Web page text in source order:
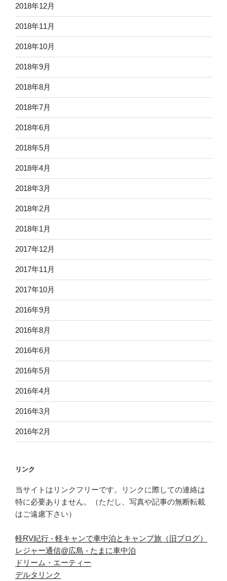
2018年12月
2018年11月
2018年10月
2018年9月
2018年8月
2018年7月
2018年6月
2018年5月
2018年4月
2018年3月
2018年2月
2018年1月
2017年12月
2017年11月
2017年10月
2016年9月
2016年8月
2016年6月
2016年5月
2016年4月
2016年3月
2016年2月
リンク
当サイトはリンクフリーです。リンクに際しての連絡は
特に必要ありません。（ただし、写真や記事の無断転載
はご遠慮下さい）
軽RV紀行 - 軽キャンで車中泊とキャンプ旅（旧ブログ）
レジャー通信@広島 - たまに車中泊
ドリーム・エーティー
デルタリンク